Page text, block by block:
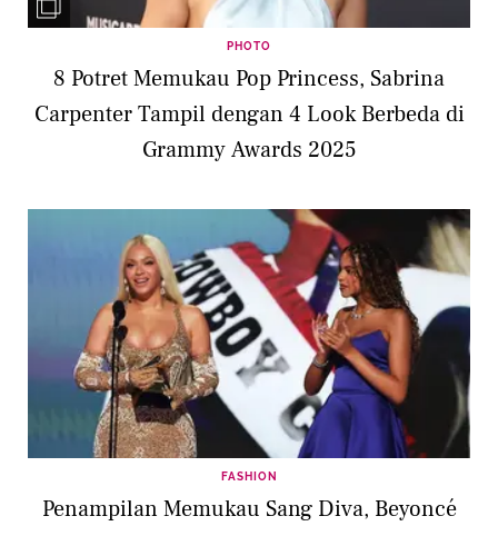
PHOTO
8 Potret Memukau Pop Princess, Sabrina
Carpenter Tampil dengan 4 Look Berbeda di
Grammy Awards 2025
FASHION
Penampilan Memukau Sang Diva, Beyoncé